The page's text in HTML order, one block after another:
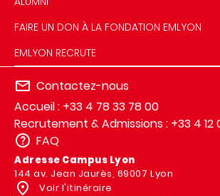
FAIRE UN DON À LA FONDATION EMLYON
EMLYON RECRUTE
Contactez-nous
Accueil : +33 4 78 33 78 00
Recrutement & Admissions : +33 4 12
FAQ
Adresse Campus Lyon
144 av. Jean Jaurès, 69007 Lyon
Voir l'itinéraire